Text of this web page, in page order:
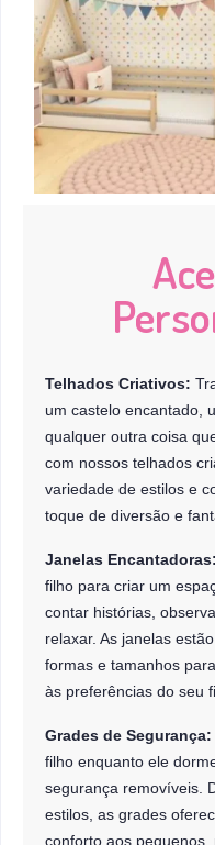
Telhados Criativos:
um castelo encantado,
qualquer outra coisa
com nossos telhados
variedade de estilos e
toque de diversão e
Janelas Encantadoras:
filho para criar um
contar histórias,
relaxar. As janelas
formas e tamanhos
às preferências do seu
Grades de Segurança:
filho enquanto ele
segurança removíveis.
estilos, as grades
conforto aos